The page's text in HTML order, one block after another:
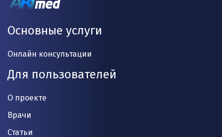
Основные услуги
Онлайн консультации
Для пользователей
О проекте
Врачи
Статьи